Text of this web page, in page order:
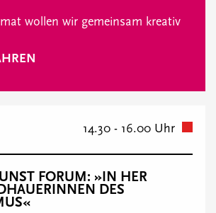
wollen wir gemeinsam kreativ
14.30 - 16.00 Uhr
FORUM: »IN HER
DES